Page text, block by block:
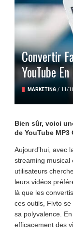
Convertir
YouTube
MARKETING / 11/
Bien sûr, voici
de YouTube
Aujourd’hui, avec
streaming musical
utilisateurs
leurs vidéos
là que les
ces outils, Flvto se
sa polyvalence.
efficacement des